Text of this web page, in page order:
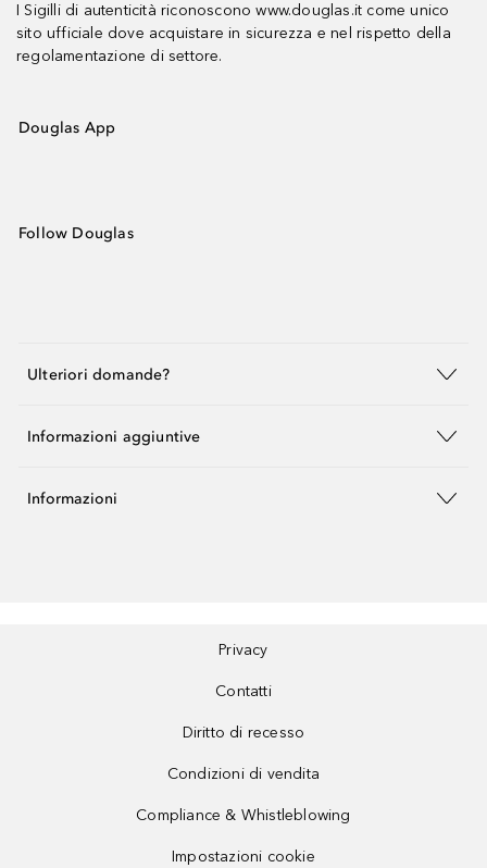
I Sigilli di autenticità riconoscono www.douglas.it come unico
sito ufficiale dove acquistare in sicurezza e nel rispetto della
regolamentazione di settore.
Douglas App
Follow Douglas
Ulteriori domande?
Informazioni aggiuntive
Informazioni
Privacy
Contatti
Diritto di recesso
Condizioni di vendita
Compliance & Whistleblowing
Impostazioni cookie